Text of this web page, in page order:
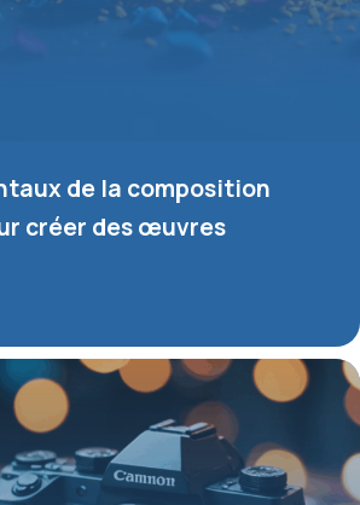
de la composition
créer des œuvres